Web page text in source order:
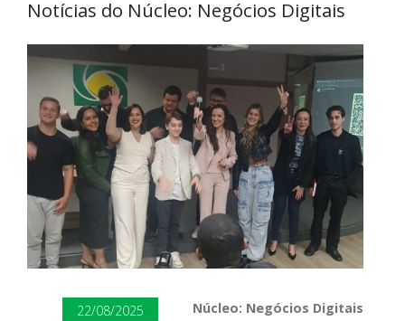
Notícias do Núcleo: Negócios Digitais
22/08/2025 Núcleo: Negócios Digitais